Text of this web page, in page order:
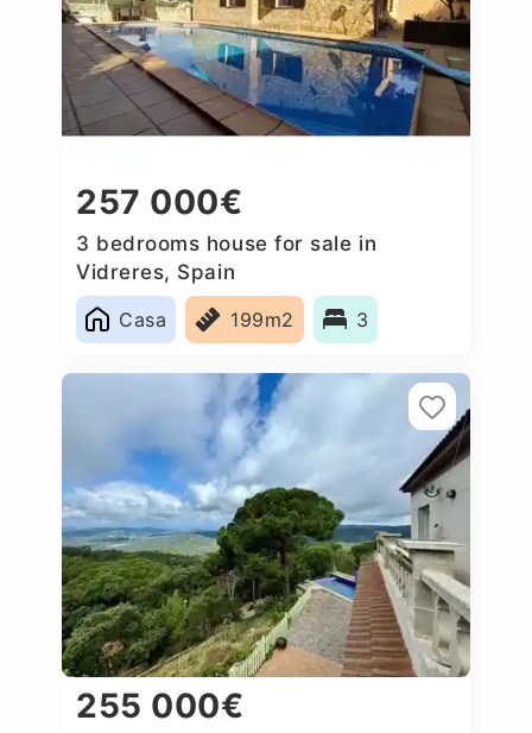
257 000€
3 bedrooms house for sale in
Vidreres, Spain
Casa
199m2 3
255 000€